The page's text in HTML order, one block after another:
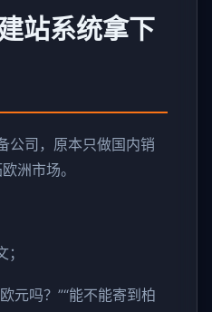
站系统拿下
公司，原本只做国内销
洲市场。
元吗？”“能不能寄到柏